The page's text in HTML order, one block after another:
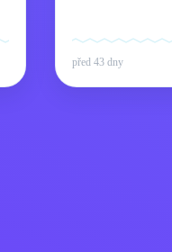
před 43 dny